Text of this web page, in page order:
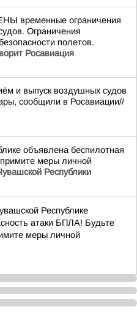
временные ограничения
Ограничения
полетов.
Росавиация
и выпуск воздушных судов
сообщили в Росавиации//
объявлена беспилотная
меры личной
Республики
Республике
атаки БПЛА! Будьте
меры личной